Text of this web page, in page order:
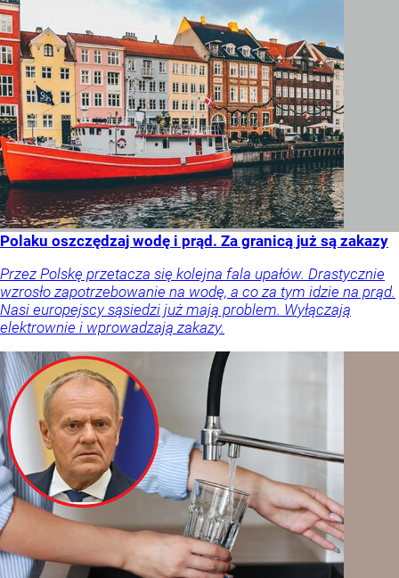
Polaku oszczędzaj wodę i prąd. Za granicą już są zakazy
Przez Polskę przetacza się kolejna fala upałów. Drastycznie
wzrosło zapotrzebowanie na wodę, a co za tym idzie na prąd.
Nasi europejscy sąsiedzi już mają problem. Wyłączają
elektrownie i wprowadzają zakazy.